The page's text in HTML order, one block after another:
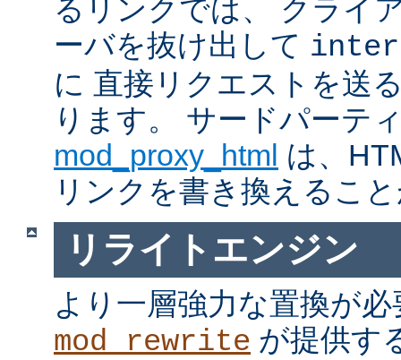
るリンクでは、 クライ
ーバを抜け出して
に 直接リクエストを送
ります。 サードパーテ
mod_proxy_html は、
リンクを書き換えるこ
リライトエンジン
より一層強力な置換が
mod_rewrite が提供す